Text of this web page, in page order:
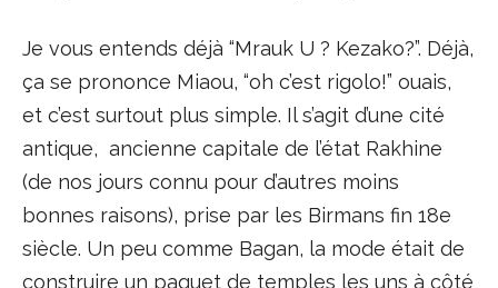
Je vous entends déjà “Mrauk U ? Kezako?”. Déjà,
ça se prononce Miaou, “oh c’est rigolo!” ouais,
et c’est surtout plus simple. Il s’agit d’une cité
antique, ancienne capitale de l’état Rakhine
(de nos jours connu pour d’autres moins
bonnes raisons), prise par les Birmans fin 18e
siècle. Un peu comme Bagan, la mode était de
construire un paquet de temples les uns à côté